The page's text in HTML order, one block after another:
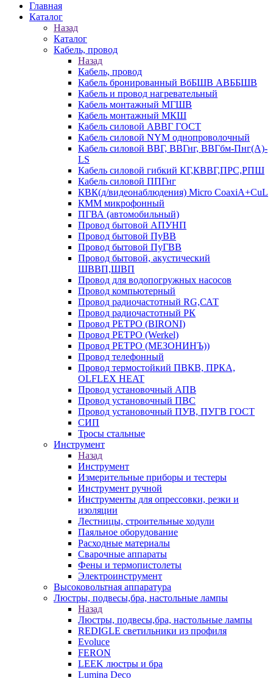
Главная
Каталог
Назад
Каталог
Кабель, провод
Назад
Кабель, провод
Кабель бронированный ВбБШВ АВББШВ
Кабель и провод нагревательный
Кабель монтажный МГШВ
Кабель монтажный МКШ
Кабель силовой АВВГ ГОСТ
Кабель силовой NYM однопроволочный
Кабель силовой ВВГ, ВВГнг, ВВГбм-Пнг(А)-
LS
Кабель силовой гибкий КГ,КВВГ,ПРС,РПШ
Кабель силовой ППГнг
КВК(д/видеонаблюдения) Micro CoaxiA+CuL
КММ микрофонный
ПГВА (автомобильный)
Провод бытовой АПУНП
Провод бытовой ПуВВ
Провод бытовой ПуГВВ
Провод бытовой, акустический
ШВВП,ШВП
Провод для водопогружных насосов
Провод компьютерный
Провод радиочастотный RG,САТ
Провод радиочастотный РК
Провод РЕТРО (BIRONI)
Провод РЕТРО (Werkel)
Провод РЕТРО (МЕЗОНИНЪ))
Провод телефонный
Провод термостойкий ПВКВ, ПРКА,
OLFLEX HEAT
Провод установочный АПВ
Провод установочный ПВС
Провод установочный ПУВ, ПУГВ ГОСТ
СИП
Тросы стальные
Инструмент
Назад
Инструмент
Измерительные приборы и тестеры
Инструмент ручной
Инструменты для опрессовки, резки и
изоляции
Лестницы, строительные ходули
Паяльное оборудование
Расходные материалы
Сварочные аппараты
Фены и термопистолеты
Электроинструмент
Высоковольтная аппаратура
Люстры, подвесы,бра, настольные лампы
Назад
Люстры, подвесы,бра, настольные лампы
REDIGLE светильники из профиля
Evoluce
FERON
LEEK люстры и бра
Lumina Deco